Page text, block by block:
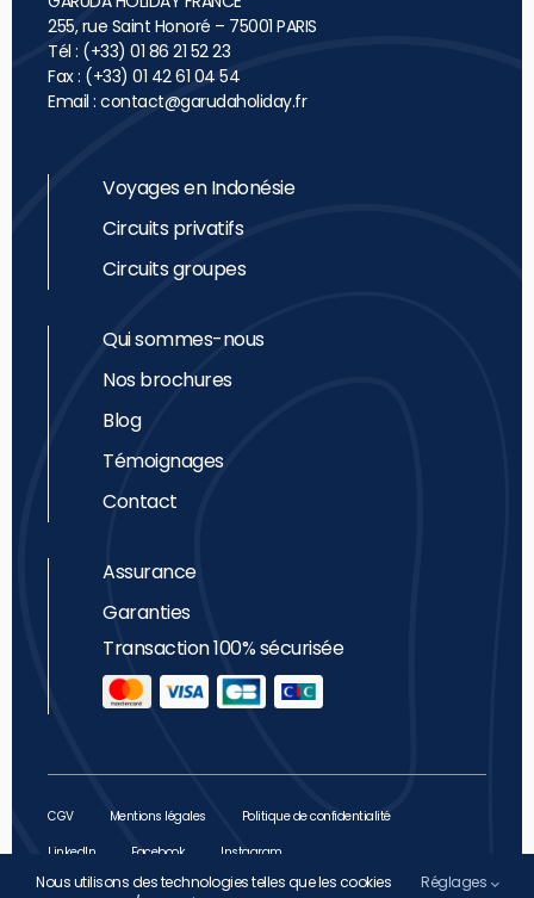
255, rue Saint Honoré – 75001 PARIS
Tél : (+33) 01 86 21 52 23
Fax : (+33) 01 42 61 04 54
Email : contact@garudaholiday.fr
Voyages en Indonésie
Circuits privatifs
Circuits groupes
Qui sommes-nous
Nos brochures
Blog
Témoignages
Contact
Assurance
Garanties
Transaction 100% sécurisée
CGV Mentions légales
Politique de confidentialité
LinkedIn
Facebook Instagram
Nous utilisons des technologies telles que les cookies
Réglages